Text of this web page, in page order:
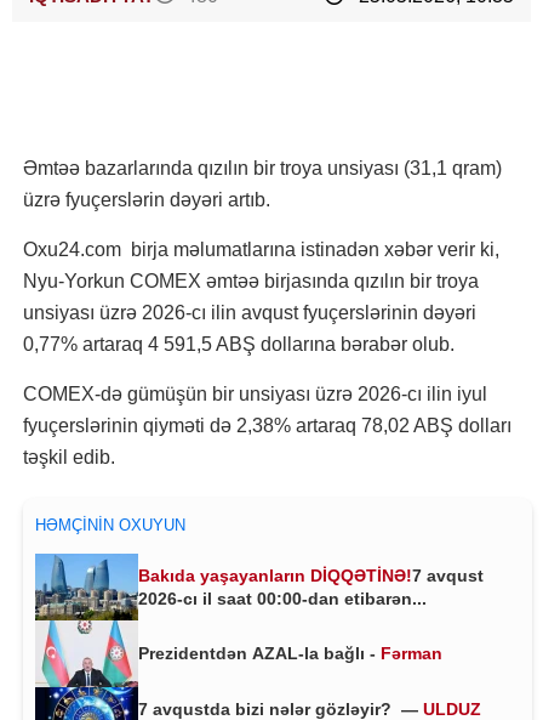
Əmtəə bazarlarında qızılın bir troya unsiyası (31,1 qram)
üzrə fyuçerslərin dəyəri artıb.
Oxu24.com birja məlumatlarına istinadən xəbər verir ki,
Nyu-Yorkun COMEX əmtəə birjasında qızılın bir troya
unsiyası üzrə 2026-cı ilin avqust fyuçerslərinin dəyəri
0,77% artaraq 4 591,5 ABŞ dollarına bərabər olub.
COMEX-də gümüşün bir unsiyası üzrə 2026-cı ilin iyul
fyuçerslərinin qiyməti də 2,38% artaraq 78,02 ABŞ dolları
təşkil edib.
HƏMÇININ OXUYUN
Bakıda yaşayanların DİQQƏTİNƏ!7 avqust
2026-cı il saat 00:00-dan etibarən...
Prezidentdən AZAL-la bağlı - Fərman
7 avqustda bizi nələr gözləyir? — ULDUZ